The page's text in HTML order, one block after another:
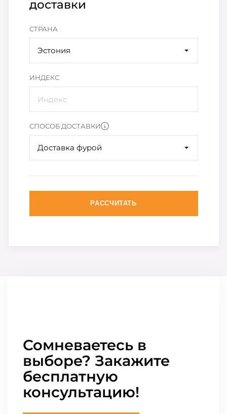
доставки
СТРАНА
Эстония
ИНДЕКС
СПОСОБ ДОСТАВКИ
Доставка фурой
РАССЧИТАТЬ
Сомневаетесь в
выборе? Закажите
бесплатную
консультацию!